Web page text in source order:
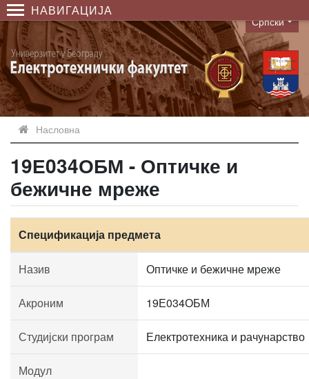
НАВИГАЦИЈА
Language
Српски
Насловна
19Е034ОБМ - Оптичке и
бежичне мреже
Спецификација предмета
Назив Оптичке и бежичне мреже
Акроним 19Е034ОБМ
Студијски програм Електротехника и рачунарство
Модул